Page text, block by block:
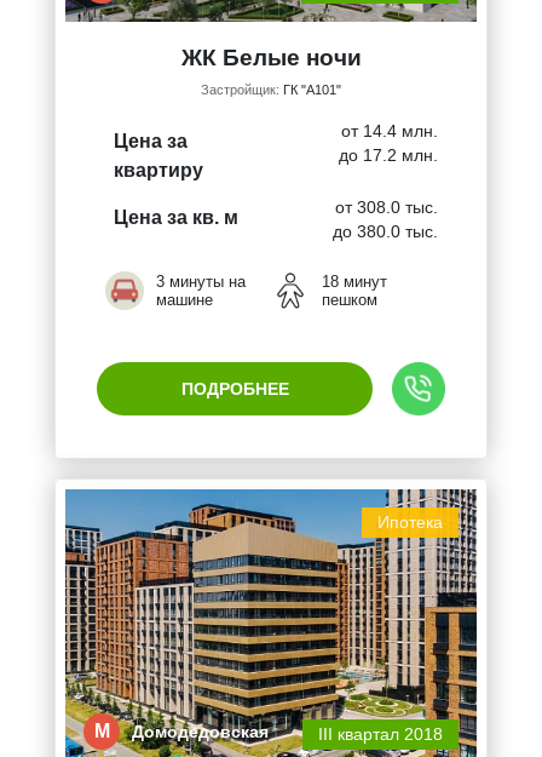
ЖК Белые ночи
Застройщик: ГК "А101"
Цена за
квартиру
от 14.4 млн.
до 17.2 млн.
Цена за кв. м
от 308.0 тыс.
до 380.0 тыс.
3 минуты на
машине
18 минут
пешком
ПОДРОБНЕЕ
Ипотека
М Домодедовская III квартал 2018